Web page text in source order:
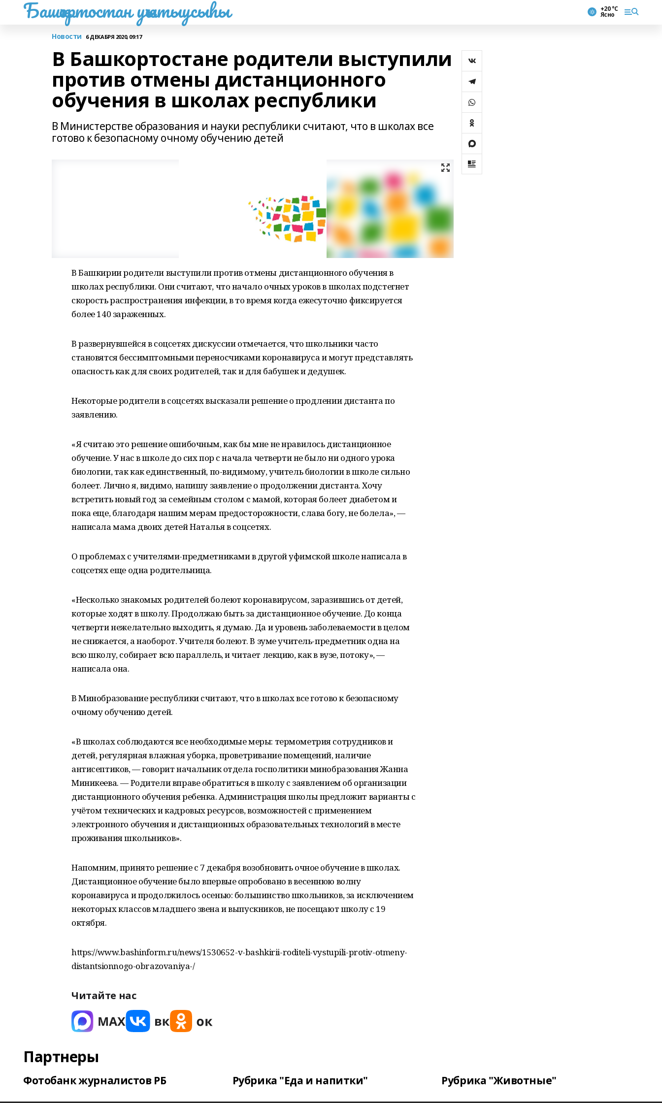
Башҡортостан уҡытыусыһы +20 °С
Ясно
Новости 6 ДЕКАБРЯ 2020, 09:17
В Башкортостане родители выступили
против отмены дистанционного
обучения в школах республики
В Министерстве образования и науки республики считают, что в школах все
готово к безопасному очному обучению детей
В Башкирии родители выступили против отмены дистанционного обучения в
школах республики. Они считают, что начало очных уроков в школах подстегнет
скорость распространения инфекции, в то время когда ежесуточно фиксируется
более 140 зараженных.
В развернувшейся в соцсетях дискуссии отмечается, что школьники часто
становятся бессимптомными переносчиками коронавируса и могут представлять
опасность как для своих родителей, так и для бабушек и дедушек.
Некоторые родители в соцсетях высказали решение о продлении дистанта по
заявлению.
«Я считаю это решение ошибочным, как бы мне не нравилось дистанционное
обучение. У нас в школе до сих пор с начала четверти не было ни одного урока
биологии, так как единственный, по-видимому, учитель биологии в школе сильно
болеет. Лично я, видимо, напишу заявление о продолжении дистанта. Хочу
встретить новый год за семейным столом с мамой, которая болеет диабетом и
пока еще, благодаря нашим мерам предосторожности, слава богу, не болела», —
написала мама двоих детей Наталья в соцсетях.
О проблемах с учителями-предметниками в другой уфимской школе написала в
соцсетях еще одна родительница.
«Несколько знакомых родителей болеют коронавирусом, заразившись от детей,
которые ходят в школу. Продолжаю быть за дистанционное обучение. До конца
четверти нежелательно выходить, я думаю. Да и уровень заболеваемости в целом
не снижается, а наоборот. Учителя болеют. В зуме учитель-предметник одна на
всю школу, собирает всю параллель, и читает лекцию, как в вузе, потоку», —
написала она.
В Минобразование республики считают, что в школах все готово к безопасному
очному обучению детей.
«В школах соблюдаются все необходимые меры: термометрия сотрудников и
детей, регулярная влажная уборка, проветривание помещений, наличие
антисептиков, — говорит начальник отдела госполитики минобразования Жанна
Миникеева. — Родители вправе обратиться в школу с заявлением об организации
дистанционного обучения ребенка. Администрация школы предложит варианты с
учётом технических и кадровых ресурсов, возможностей с применением
электронного обучения и дистанционных образовательных технологий в месте
проживания школьников».
Напомним, принято решение с 7 декабря возобновить очное обучение в школах.
Дистанционное обучение было впервые опробовано в весеннюю волну
коронавируса и продолжилось осенью: большинство школьников, за исключением
некоторых классов младшего звена и выпускников, не посещают школу с 19
октября.
https://www.bashinform.ru/news/1530652-v-bashkirii-roditeli-vystupili-protiv-otmeny-
distantsionnogo-obrazovaniya-/
Читайте нас
Партнеры
Фотобанк журналистов РБ Рубрика "Еда и напитки" Рубрика "Животные"